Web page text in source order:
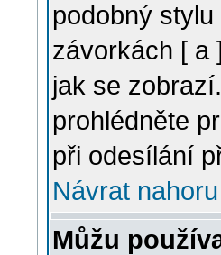
podobný
závorkách [ a
jak se
prohlédněte
při odesílání
Návrat nahoru
Můžu